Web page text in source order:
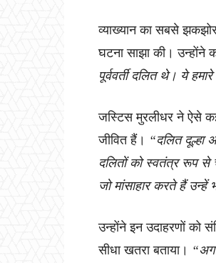
व्याख्यान का सबसे झकझोर
घटना साझा की। उन्होंने
पूर्ववर्ती दलित थे। ये
जस्टिस मुरलीधर ने ऐसे
जीवित हैं। “दलित दूल्हा
दलितों को स्वतंत्र रूप से
जो मांसाहार करते हैं उन्हें
उन्होंने इन उदाहरणों को
सीधा खतरा बताया।